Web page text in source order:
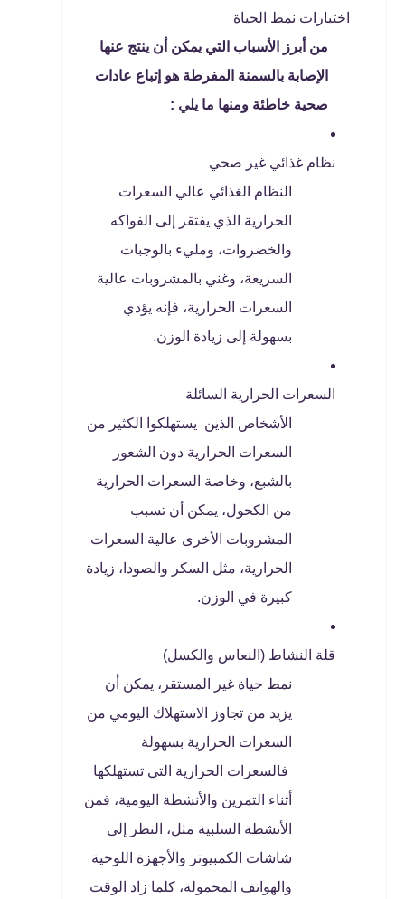
اختيارات نمط الحياة
من أبرز الأسباب التي يمكن أن ينتج عنها
الإصابة بالسمنة المفرطة هو إتباع عادات
صحية خاطئة ومنها ما يلي :
نظام غذائي غير صحي
النظام الغذائي عالي السعرات
الحرارية الذي يفتقر إلى الفواكه
والخضروات، ومليء بالوجبات
السريعة، وغني بالمشروبات عالية
السعرات الحرارية، فإنه يؤدي
بسهولة إلى زيادة الوزن.
السعرات الحرارية السائلة
الأشخاص الذين يستهلكوا الكثير من
السعرات الحرارية دون الشعور
بالشبع، وخاصة السعرات الحرارية
من الكحول، يمكن أن تسبب
المشروبات الأخرى عالية السعرات
الحرارية، مثل السكر والصودا، زيادة
كبيرة في الوزن.
قلة النشاط (النعاس والكسل)
نمط حياة غير المستقر، يمكن أن
يزيد من تجاوز الاستهلاك اليومي من
السعرات الحرارية بسهولة
فالسعرات الحرارية التي تستهلكها
أثناء التمرين والأنشطة اليومية، فمن
الأنشطة السلبية مثل، النظر إلى
شاشات الكمبيوتر والأجهزة اللوحية
والهواتف المحمولة، كلما زاد الوقت